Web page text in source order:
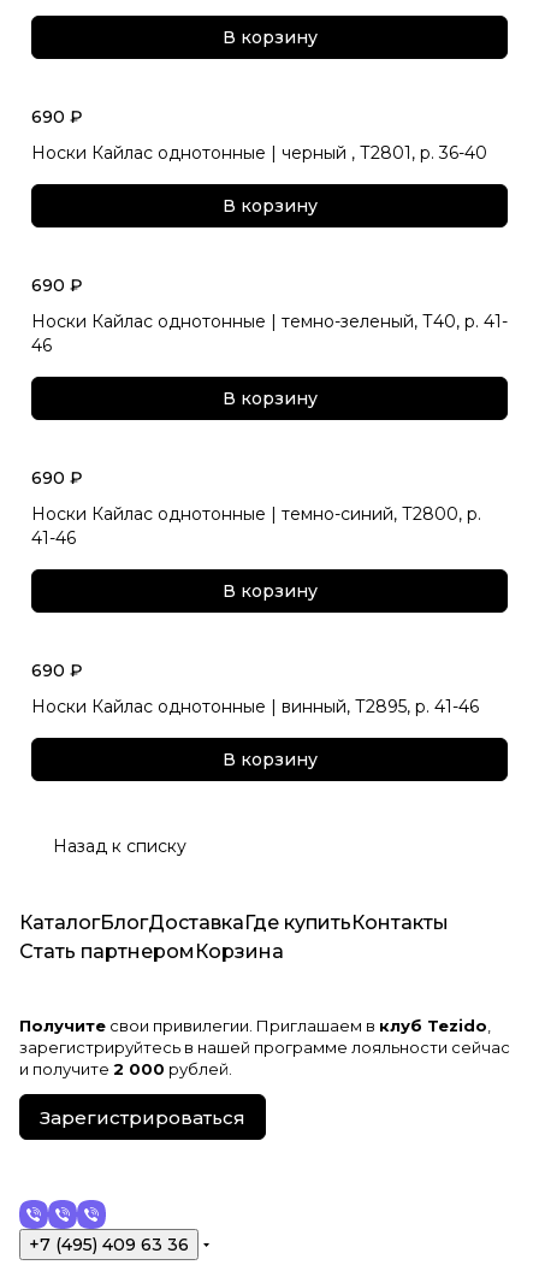
В корзину
690 ₽
Носки Кайлас однотонные | черный , Т2801, р. 36-40
В корзину
690 ₽
Носки Кайлас однотонные | темно-зеленый, Т40, р. 41-
46
В корзину
690 ₽
Носки Кайлас однотонные | темно-синий, Т2800, р.
41-46
В корзину
690 ₽
Носки Кайлас однотонные | винный, Т2895, р. 41-46
В корзину
Назад к списку
КаталогБлогДоставкаГде купитьКонтакты
Стать партнером Корзина
Получите свои привилегии. Приглашаем в клуб Tezido
зарегистрируйтесь в нашей программе лояльности сейчас
и получите 2 000 рублей.
Зарегистрироваться
+7 (495) 409 63 36